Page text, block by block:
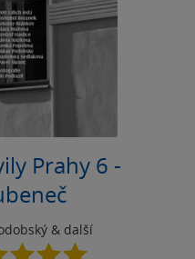
Prahy 6 -
& další
5.0